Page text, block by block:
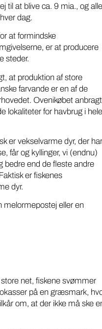
til at blive ca. 9 mia., og alle
dag.
at formindske
er at producere
steder.
at produktion af store
farvande er en af de
Ovenikøbet anbragt
lokaliteter for havbrug i hele
er vekselvarme dyr, der har
får og kyllinger, vi (endnu)
bedre end de fleste andre
er fiskenes
dyr.
melormepostej eller en
net, fiskene svømmer
på en græsmark,
om, at der ikke må ske